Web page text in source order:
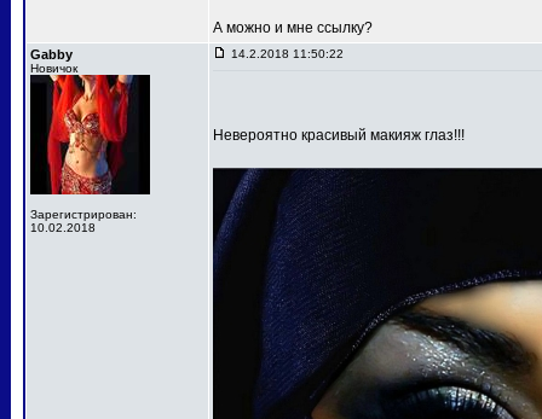
А можно и мне ссылку?
Gabby
Новичок
Зарегистрирован:
10.02.2018
14.2.2018 11:50:22
Невероятно красивый макияж глаз!!!